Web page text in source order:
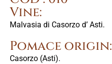
Vine:
Malvasia di Casorzo d’ Asti.
Pomace origin:
Casorzo (Asti).